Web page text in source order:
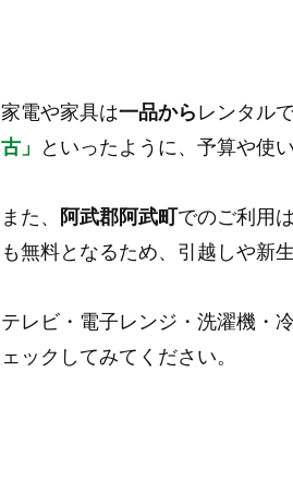
家電や家具は一品から レンタルで
古」
といったように、予算や使
また、 阿武郡阿武町でのご利用
も無料となるため、引越しや新
テレビ・電子レンジ・洗濯機・
ェックしてみてください。